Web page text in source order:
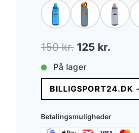
150kr. Den
oprindelige
pris
var:
150 kr..
125 kr.Den
pris
er:
125
På lager
BILLIGSPORT24.DK
Betalingsmuligheder